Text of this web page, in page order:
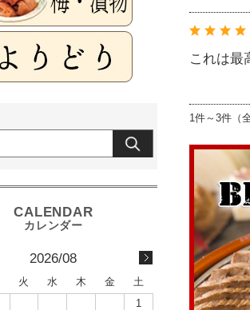
これは最
1件～3件（
2026/08
火 水 木 金
土
1